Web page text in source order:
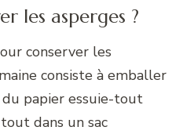
les asperges ?
conserver les
consiste à emballer
papier essuie-tout
dans un sac